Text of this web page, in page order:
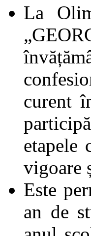
La
curent
etapele
vigoare
Este
an de